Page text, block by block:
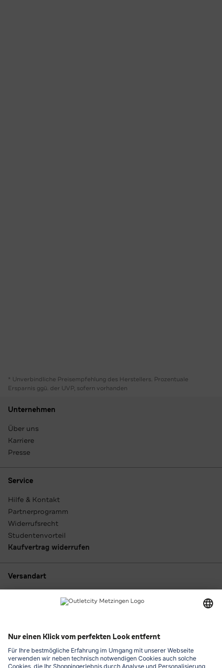
* Unverbindliche Preisempfehlung des Herstellers. Prozentuale
Ersparnis ggü. der UVP, sofern vorhanden
Unternehmen
Über uns
Karriere
Presse
Service
Hilfe & Kontakt
Partnerprogramm
Widerrufsrecht
Studentenvorteil
Kaufvertrag widerrufen
Versandart